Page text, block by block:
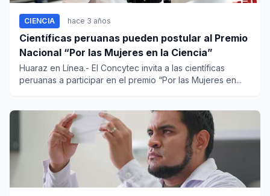
CIENCIA hace 3 años
Científicas peruanas pueden postular al Premio
Nacional “Por las Mujeres en la Ciencia”
Huaraz en Línea.- El Concytec invita a las científicas
peruanas a participar en el premio “Por las Mujeres en...